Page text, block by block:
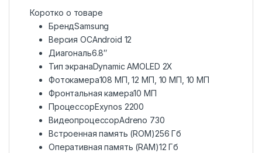
Коротко о товаре
БрендSamsung
Версия ОСAndroid 12
Диагональ6.8″
Тип экранаDynamic AMOLED 2X
Фотокамера108 МП, 12 МП, 10 МП, 10 МП
Фронтальная камера10 МП
ПроцессорExynos 2200
ВидеопроцессорAdreno 730
Встроенная память (ROM)256 Гб
Оперативная память (RAM)12 Гб